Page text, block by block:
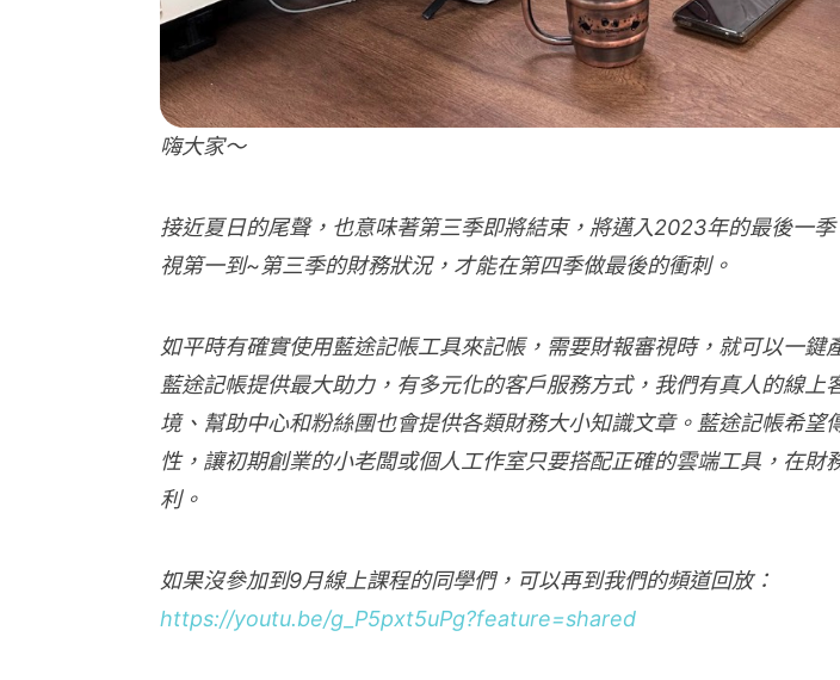
嗨大家～
接近夏日的尾聲，也意味著第三季即將結束，將邁入2023年的最後一
視第一到~第三季的財務狀況，才能在第四季做最後的衝刺。
如平時有確實使用藍途記帳工具來記帳，需要財報審視時，就可以一鍵
藍途記帳提供最大助力，有多元化的客戶服務方式，我們有真人的線上
境、幫助中心和粉絲團也會提供各類財務大小知識文章。藍途記帳希望
性，讓初期創業的小老闆或個人工作室只要搭配正確的雲端工具，在財
利。
如果沒參加到9月線上課程的同學們，可以再到我們的頻道回放：
https://youtu.be/g_P5pxt5uPg?feature=shared